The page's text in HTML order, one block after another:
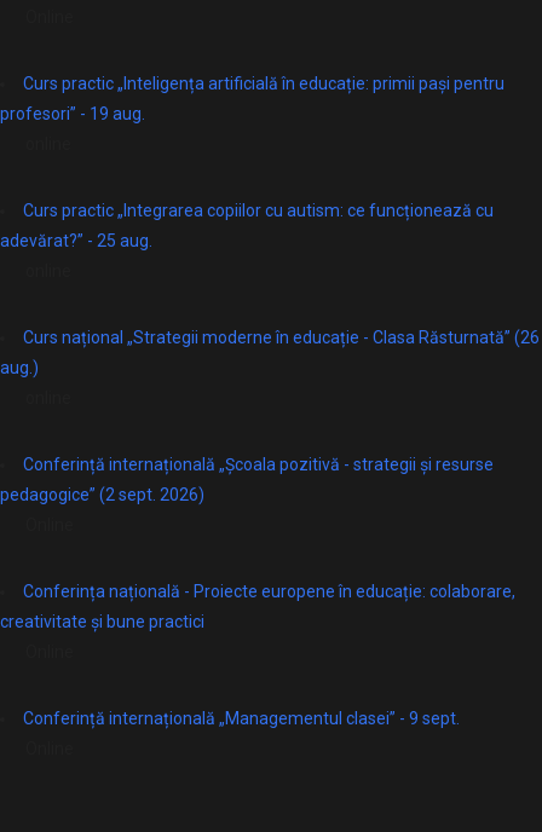
Curs practic „Inteligența artificială în educație: primii pași pentru
profesori” - 19 aug.
Curs practic „Integrarea copiilor cu autism: ce funcționează cu
adevărat?” - 25 aug.
Curs național „Strategii moderne în educație - Clasa Răsturnată” (26
aug.)
Conferință internațională „Școala pozitivă - strategii și resurse
pedagogice” (2 sept. 2026)
Conferința națională - Proiecte europene în educație: colaborare,
creativitate și bune practici
Conferință internațională „Managementul clasei” - 9 sept.